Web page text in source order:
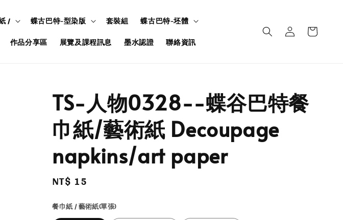
/ 蝶古巴特-型染版 套裝組
蝶古巴特-坯體
作品分享區 展覽及課程訊息 墨水認證 聯絡資訊
TS-人物0328--蝶谷巴特餐
巾紙/藝術紙 Decoupage
napkins/art paper
Regular
NT$ 15
餐巾紙 / 藝術紙(單張)